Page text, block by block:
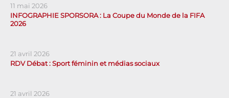
11 mai 2026
INFOGRAPHIE SPORSORA : La Coupe du Monde de la FIFA
2026
21 avril 2026
RDV Débat : Sport féminin et médias sociaux
21 avril 2026